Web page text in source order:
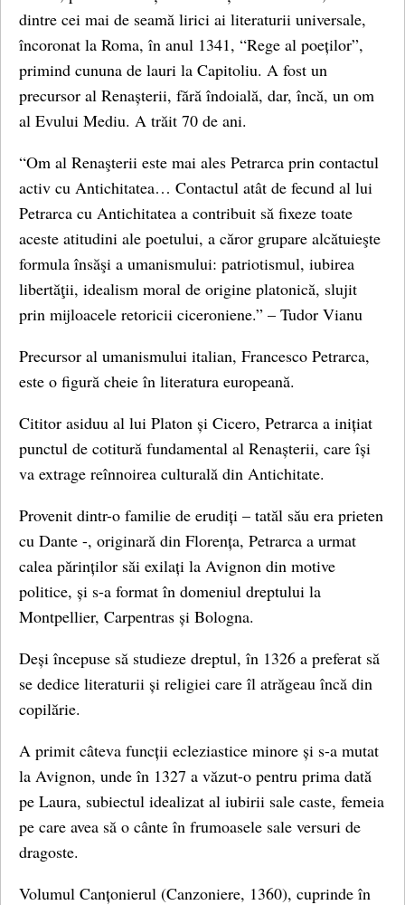
dintre cei mai de seamă lirici ai literaturii universale,
încoronat la Roma, în anul 1341, “Rege al poeților”,
primind cununa de lauri la Capitoliu. A fost un
precursor al Renașterii, fără îndoială, dar, încă, un om
al Evului Mediu. A trăit 70 de ani.
“Om al Renaşterii este mai ales Petrarca prin contactul
activ cu Antichitatea… Contactul atât de fecund al lui
Petrarca cu Antichitatea a contribuit să fixeze toate
aceste atitudini ale poetului, a căror grupare alcătuieşte
formula însăşi a umanismului: patriotismul, iubirea
libertăţii, idealism moral de origine platonică, slujit
prin mijloacele retoricii ciceroniene.” – Tudor Vianu
Precursor al umanismului italian, Francesco Petrarca,
este o figură cheie în literatura europeană.
Cititor asiduu al lui Platon și Cicero, Petrarca a inițiat
punctul de cotitură fundamental al Renașterii, care își
va extrage reînnoirea culturală din Antichitate.
Provenit dintr-o familie de erudiți – tatăl său era prieten
cu Dante -, originară din Florența, Petrarca a urmat
calea părinților săi exilați la Avignon din motive
politice, și s-a format în domeniul dreptului la
Montpellier, Carpentras și Bologna.
Deși începuse să studieze dreptul, în 1326 a preferat să
se dedice literaturii și religiei care îl atrăgeau încă din
copilărie.
A primit câteva funcții ecleziastice minore și s-a mutat
la Avignon, unde în 1327 a văzut-o pentru prima dată
pe Laura, subiectul idealizat al iubirii sale caste, femeia
pe care avea să o cânte în frumoasele sale versuri de
dragoste.
Volumul Canțonierul (Canzoniere, 1360), cuprinde în